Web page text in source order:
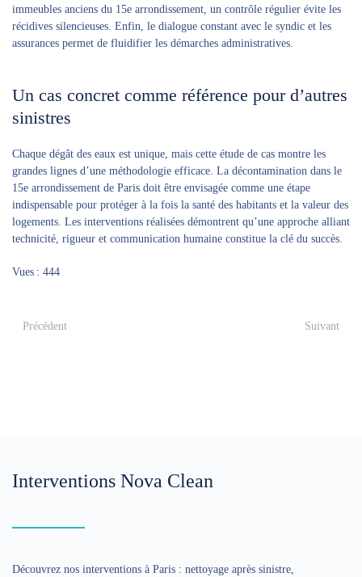
immeubles anciens du 15e arrondissement, un contrôle régulier évite les
récidives silencieuses. Enfin, le dialogue constant avec le syndic et les
assurances permet de fluidifier les démarches administratives.
Un cas concret comme référence pour d’autres
sinistres
Chaque dégât des eaux est unique, mais cette étude de cas montre les
grandes lignes d’une méthodologie efficace. La décontamination dans le
15e arrondissement de Paris doit être envisagée comme une étape
indispensable pour protéger à la fois la santé des habitants et la valeur des
logements. Les interventions réalisées démontrent qu’une approche alliant
technicité, rigueur et communication humaine constitue la clé du succès.
Vues : 444
Précédent Suivant
Interventions Nova Clean
Découvrez nos interventions à Paris : nettoyage après sinistre,